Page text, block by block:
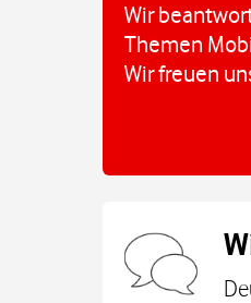
Wir
Themen
Wir freuen